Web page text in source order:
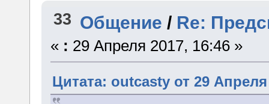
33 Общение / Re:
« : 29 Апреля 2017, 16:46 »
Цитата: outcasty от 29 Апреля